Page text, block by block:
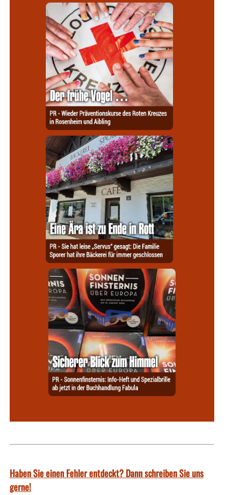
Haben Sie einen Fehler entdeckt? Dann schreiben Sie uns
gerne!